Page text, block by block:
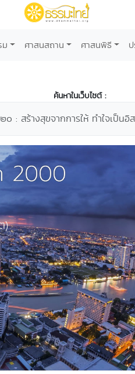
ม ศาสนสถาน ศาสนพิธี
ค้นหาในเว็บไซต์ :
๐ : สร้างสุขจากการให้ ทำใจเป็นอิ